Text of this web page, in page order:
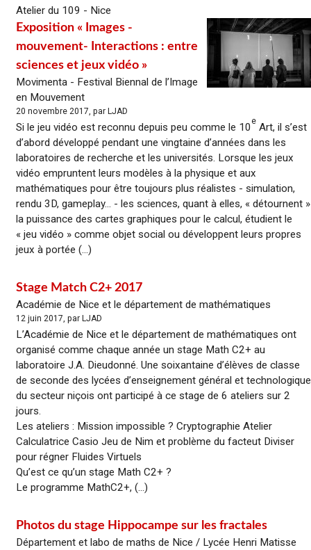
Atelier du 109 - Nice
Exposition « Images -
mouvement- Interactions : entre
sciences et jeux vidéo »
Movimenta - Festival Biennal de l’Image
en Mouvement
20 novembre 2017, par LJAD
Si le jeu vidéo est reconnu depuis peu comme le 10 e Art, il s’est
d’abord développé pendant une vingtaine d’années dans les
laboratoires de recherche et les universités. Lorsque les jeux
vidéo empruntent leurs modèles à la physique et aux
mathématiques pour être toujours plus réalistes - simulation,
rendu 3D, gameplay… - les sciences, quant à elles, « détournent »
la puissance des cartes graphiques pour le calcul, étudient le
« jeu vidéo » comme objet social ou développent leurs propres
jeux à portée (...)
Stage Match C2+ 2017
Académie de Nice et le département de mathématiques
12 juin 2017, par LJAD
L’Académie de Nice et le département de mathématiques ont
organisé comme chaque année un stage Math C2+ au
laboratoire J.A. Dieudonné. Une soixantaine d’élèves de classe
de seconde des lycées d’enseignement général et technologique
du secteur niçois ont participé à ce stage de 6 ateliers sur 2
jours.
Les ateliers : Mission impossible ? Cryptographie Atelier
Calculatrice Casio Jeu de Nim et problème du facteut Diviser
pour régner Fluides Virtuels
Qu’est ce qu’un stage Math C2+ ?
Le programme MathC2+, (...)
Photos du stage Hippocampe sur les fractales
Département et labo de maths de Nice / Lycée Henri Matisse